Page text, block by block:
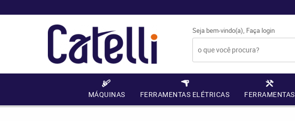
Seja bem-vindo(a), Faça login
MÁQUINAS FERRAMENTAS ELÉTRICAS FERRAMENTAS